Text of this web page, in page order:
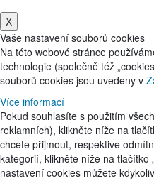
X
Vaše nastavení souborů cookies
Na této webové stránce
technologie (společně též
souborů cookies jsou uvedeny v
Více informací
Pokud souhlasíte s použitím
reklamních), klikněte níže na
chcete přijmout, respektive
kategorií, klikněte níže na tlačítko
nastavení cookies můžete